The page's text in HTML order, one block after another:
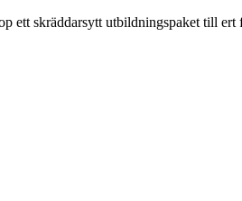
ett skräddarsytt utbildningspaket till